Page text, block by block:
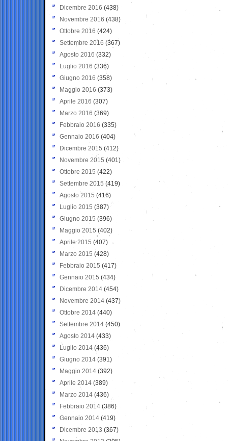
Dicembre 2016 (438)
Novembre 2016 (438)
Ottobre 2016 (424)
Settembre 2016 (367)
Agosto 2016 (332)
Luglio 2016 (336)
Giugno 2016 (358)
Maggio 2016 (373)
Aprile 2016 (307)
Marzo 2016 (369)
Febbraio 2016 (335)
Gennaio 2016 (404)
Dicembre 2015 (412)
Novembre 2015 (401)
Ottobre 2015 (422)
Settembre 2015 (419)
Agosto 2015 (416)
Luglio 2015 (387)
Giugno 2015 (396)
Maggio 2015 (402)
Aprile 2015 (407)
Marzo 2015 (428)
Febbraio 2015 (417)
Gennaio 2015 (434)
Dicembre 2014 (454)
Novembre 2014 (437)
Ottobre 2014 (440)
Settembre 2014 (450)
Agosto 2014 (433)
Luglio 2014 (436)
Giugno 2014 (391)
Maggio 2014 (392)
Aprile 2014 (389)
Marzo 2014 (436)
Febbraio 2014 (386)
Gennaio 2014 (419)
Dicembre 2013 (367)